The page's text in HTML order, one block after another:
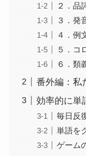
２．品
３．発
４．例
５．コ
６．類
番外編：私
効率的に単
毎日反
単語を
ゲーム